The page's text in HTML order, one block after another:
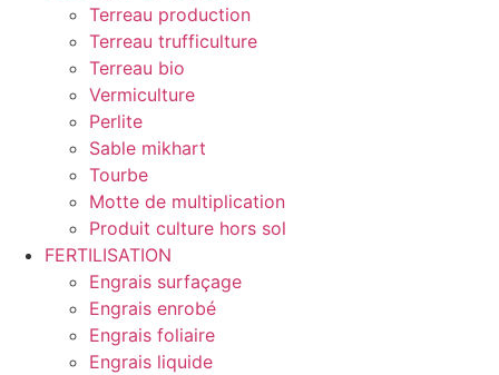
Terreau production
Terreau trufficulture
Terreau bio
Vermiculture
Perlite
Sable mikhart
Tourbe
Motte de multiplication
Produit culture hors sol
FERTILISATION
Engrais surfaçage
Engrais enrobé
Engrais foliaire
Engrais liquide